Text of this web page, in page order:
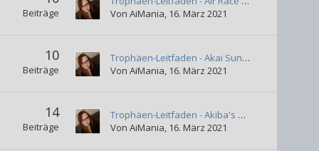
Beiträge
Von AiMania 16. März 2021
10
Beiträge
Trophäen-Leitfaden - Akai Suna Ochiru Tsuki
Von AiMania 16. März 2021
14
Beiträge
Trophäen-Leitfaden - Akiba's Beat
Von AiMania 16. März 2021